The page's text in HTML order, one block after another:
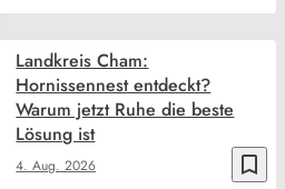
bookmark_border
4. Aug. 2026
Landkreis Cham:
Hornissennest entdeckt?
Warum jetzt Ruhe die beste
Lösung ist